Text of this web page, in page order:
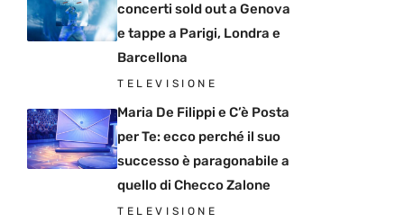
concerti sold out a Genova
e tappe a Parigi, Londra e
Barcellona
TELEVISIONE
Maria De Filippi e C’è Posta
per Te: ecco perché il suo
successo è paragonabile a
quello di Checco Zalone
TELEVISIONE